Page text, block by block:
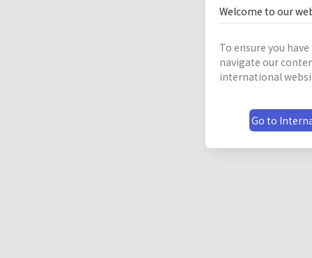
Welcome to our
To ensure you
navigate our
international
Go to